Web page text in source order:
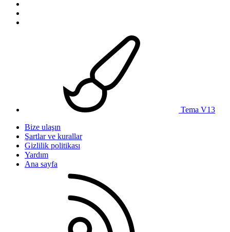
Tema V13
Bize ulaşın
Şartlar ve kurallar
Gizlilik politikası
Yardım
Ana sayfa